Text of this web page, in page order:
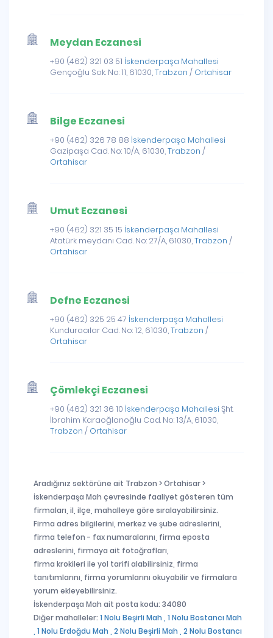
Meydan Eczanesi
+90 (462) 321 03 51 İskenderpaşa Mahallesi
Gençoğlu Sok. No: 11, 61030,Trabzon / Ortahisar
Bilge Eczanesi
+90 (462) 326 78 88 İskenderpaşa Mahallesi
Gazipaşa Cad. No: 10/A, 61030,Trabzon /
Ortahisar
Umut Eczanesi
+90 (462) 321 35 15 İskenderpaşa Mahallesi
Atatürk meydanı Cad. No: 27/A, 61030,Trabzon /
Ortahisar
Defne Eczanesi
+90 (462) 325 25 47 İskenderpaşa Mahallesi
Kunduracılar Cad. No: 12, 61030,Trabzon /
Ortahisar
Çömlekçi Eczanesi
+90 (462) 321 36 10 İskenderpaşa Mahallesi Şht.
İbrahim Karaoğlanoğlu Cad. No: 13/A, 61030,
Trabzon / Ortahisar
Aradığınız sektörüne ait Trabzon > Ortahisar >
İskenderpaşa Mah çevresinde faaliyet gösteren tüm
firmaları, il, ilçe, mahalleye göre sıralayabilirsiniz.
Firma adres bilgilerini, merkez ve şube adreslerini,
firma telefon - fax numaralarını, firma eposta
adreslerini, firmaya ait fotoğrafları,
firma krokileri ile yol tarifi alabilirsiniz, firma
tanıtımlarını, firma yorumlarını okuyabilir ve firmalara
yorum ekleyebilirsiniz.
İskenderpaşa Mah ait posta kodu: 34080
Diğer mahalleler: 1 Nolu Beşirli Mah , 1 Nolu Bostancı Mah
1 Nolu Erdoğdu Mah , 2 Nolu Beşirli Mah , 2 Nolu Bostancı